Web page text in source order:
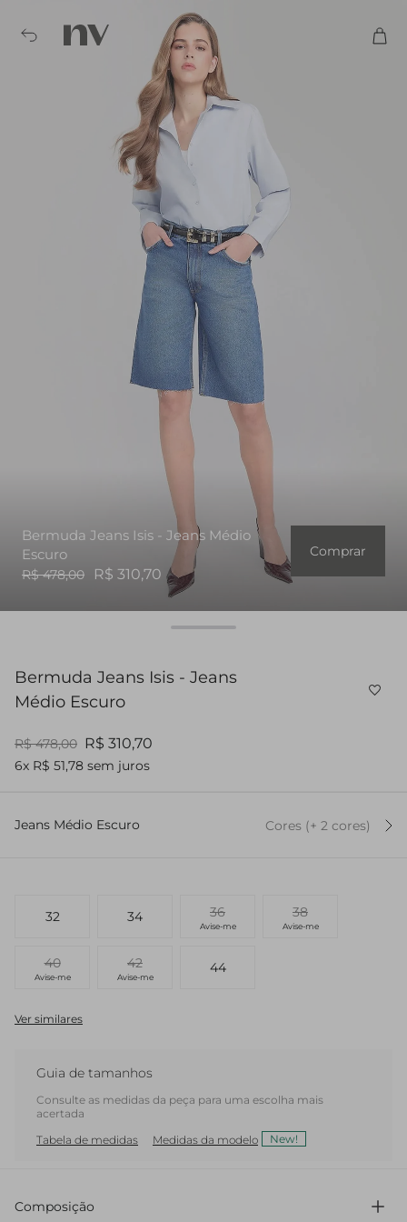
Bermuda Jeans Isis - Jeans Médio
Escuro
R$ 478,00 R$ 310,70
Comprar
Bermuda Jeans Isis - Jeans
Médio Escuro
R$ 478,00 R$ 310,70
6x R$ 51,78 sem juros
Jeans Médio Escuro Cores (+ 2 cores)
32 34 36
Avise-me
38
Avise-me
40
Avise-me
42
Avise-me
44
Ver similares
Guia de tamanhos
Consulte as medidas da peça para uma escolha mais
acertada
Tabela de medidas
Medidas da modelo New!
Composição